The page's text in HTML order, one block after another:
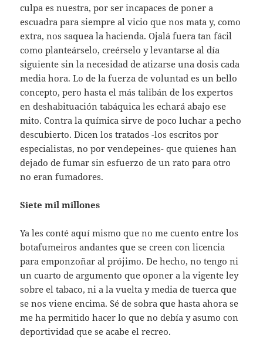
culpa es nuestra, por ser incapaces de poner a
escuadra para siempre al vicio que nos mata y, como
extra, nos saquea la hacienda. Ojalá fuera tan fácil
como planteárselo, creérselo y levantarse al día
siguiente sin la necesidad de atizarse una dosis cada
media hora. Lo de la fuerza de voluntad es un bello
concepto, pero hasta el más talibán de los expertos
en deshabituación tabáquica les echará abajo ese
mito. Contra la química sirve de poco luchar a pecho
descubierto. Dicen los tratados -los escritos por
especialistas, no por vendepeines- que quienes han
dejado de fumar sin esfuerzo de un rato para otro
no eran fumadores.
Siete mil millones
Ya les conté aquí mismo que no me cuento entre los
botafumeiros andantes que se creen con licencia
para emponzoñar al prójimo. De hecho, no tengo ni
un cuarto de argumento que oponer a la vigente ley
sobre el tabaco, ni a la vuelta y media de tuerca que
se nos viene encima. Sé de sobra que hasta ahora se
me ha permitido hacer lo que no debía y asumo con
deportividad que se acabe el recreo.